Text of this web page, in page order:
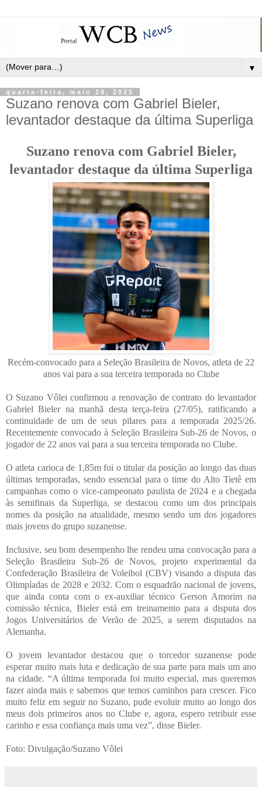
▼
quarta-feira, maio 28, 2025
Suzano renova com Gabriel Bieler,
levantador destaque da última Superliga
Suzano renova com Gabriel Bieler,
levantador destaque da última Superliga
Recém-convocado para a Seleção Brasileira de Novos, atleta de 22
anos vai para a sua terceira temporada no Clube
O Suzano Vôlei confirmou a renovação de contrato do levantador
Gabriel Bieler na manhã desta terça-feira (27/05), ratificando a
continuidade de um de seus pilares para a temporada 2025/26.
Recentemente convocado à Seleção Brasileira Sub-26 de Novos, o
jogador de 22 anos vai para a sua terceira temporada no Clube.
O atleta carioca de 1,85m foi o titular da posição ao longo das duas
últimas temporadas, sendo essencial para o time do Alto Tietê em
campanhas como o vice-campeonato paulista de 2024 e a chegada
às semifinais da Superliga, se destacou como um dos principais
nomes da posição na atualidade, mesmo sendo um dos jogadores
mais jovens do grupo suzanense.
Inclusive, seu bom desempenho lhe rendeu uma convocação para a
Seleção Brasileira Sub-26 de Novos, projeto experimental da
Confederação Brasileira de Voleibol (CBV) visando a disputa das
Olimpíadas de 2028 e 2032. Com o esquadrão nacional de jovens,
que ainda conta com o ex-auxiliar técnico Gerson Amorim na
comissão técnica, Bieler está em treinamento para a disputa dos
Jogos Universitários de Verão de 2025, a serem disputados na
Alemanha.
O jovem levantador destacou que o torcedor suzanense pode
esperar muito mais luta e dedicação de sua parte para mais um ano
na cidade. “A última temporada foi muito especial, mas queremos
fazer ainda mais e sabemos que temos caminhos para crescer. Fico
muito feliz em seguir no Suzano, pude evoluir muito ao longo dos
meus dois primeiros anos no Clube e, agora, espero retribuir esse
carinho e essa confiança mais uma vez”, disse Bieler.
Foto: Divulgação/Suzano Vôlei